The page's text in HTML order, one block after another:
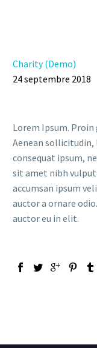
Charity (Demo)
24 septembre 2018
Lorem Ipsum.
Aenean
consequat ipsum,
sit amet nibh
accumsan ipsum
auctor a ornare
auctor eu in elit.